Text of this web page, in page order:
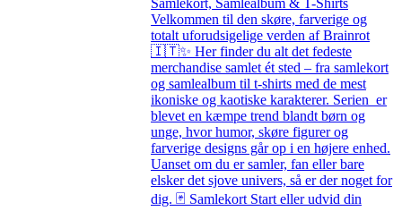
Velkommen til den skøre, farverige og
totalt uforudsigelige verden af Brainrot
🇮🇹✨ Her finder du alt det fedeste
merchandise samlet ét sted – fra samlekort
og samlealbum til t-shirts med de mest
ikoniske og kaotiske karakterer. Serien er
blevet en kæmpe trend blandt børn og
unge, hvor humor, skøre figurer og
farverige designs går op i en højere enhed.
Uanset om du er samler, fan eller bare
elsker det sjove univers, så er der noget for
dig. 🃏 Samlekort Start eller udvid din